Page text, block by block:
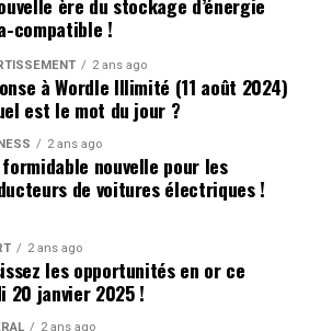
lettre du nom de famille
devient-il rapidement « Hugo
il s’habitue sans arduousé.
Associée au
peut avoir un impact significatif
tout au long de notre
pour se distinguer ou pour
social spécifique, chaque
relation particulière avec son
ère du stockage d’énergie
compatible !
2 ans ago
à Wordle Illimité (11 août 2024)
est le mot du jour ?
2 ans ago
formidable nouvelle pour les
de voitures électriques !
2 ans ago
les opportunités en or ce
20 janvier 2025 !
2 ans ago